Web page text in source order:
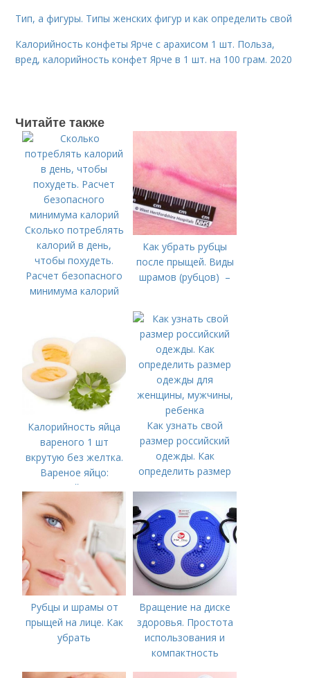
Тип, а фигуры. Типы женских фигур и как определить свой
Калорийность конфеты Ярче с арахисом 1 шт. Польза,
вред, калорийность конфет Ярче в 1 шт. на 100 грам. 2020
Читайте также
Сколько потреблять
калорий в день,
чтобы похудеть.
Расчет безопасного
минимума калорий
Как убрать рубцы
после прыщей. Виды
шрамов (рубцов) –
Калорийность яйца
вареного 1 шт
вкрутую без желтка.
Вареное яйцо:
калорийность
Как узнать свой
размер российский
одежды. Как
определить размер
женщины, мужчины,
ребенка
Рубцы и шрамы от
прыщей на лице. Как
убрать
Вращение на диске
здоровья. Простота
использования и
компактность